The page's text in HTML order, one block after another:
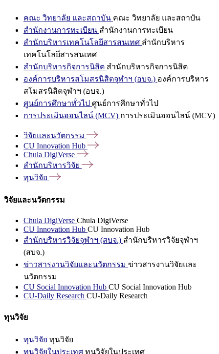
คณะ วิทยาลัย และสถาบัน คณะ วิทยาลัย และสถาบัน
สำนักงานการทะเบียน สำนักงานการทะเบียน
สำนักบริหารเทคโนโลยีสารสนเทศ สำนักบริหาร
เทคโนโลยีสารสนเทศ
สำนักบริหารกิจการนิสิต สำนักบริหารกิจการนิสิต
องค์การบริหารสโมสรนิสิตจุฬาฯ (อบจ.) องค์การบริหาร
สโมสรนิสิตจุฬาฯ (อบจ.)
ศูนย์การศึกษาทั่วไป ศูนย์การศึกษาทั่วไป
การประเมินออนไลน์ (MCV) การประเมินออนไลน์ (MCV)
วิจัยและนวัตกรรม
CU Innovation Hub
Chula DigiVerse
สำนักบริหารวิจัย
ทุนวิจัย
วิจัยและนวัตกรรม
Chula DigiVerse Chula DigiVerse
CU Innovation Hub CU Innovation Hub
สำนักบริหารวิจัยจุฬาฯ (สบจ.) สำนักบริหารวิจัยจุฬาฯ
(สบจ.)
ข่าวสารงานวิจัยและนวัตกรรม ข่าวสารงานวิจัยและ
นวัตกรรม
CU Social Innovation Hub CU Social Innovation Hub
CU-Daily Research CU-Daily Research
ทุนวิจัย
ทุนวิจัย ทุนวิจัย
ทุนวิจัยในประเทศ ทุนวิจัยในประเทศ